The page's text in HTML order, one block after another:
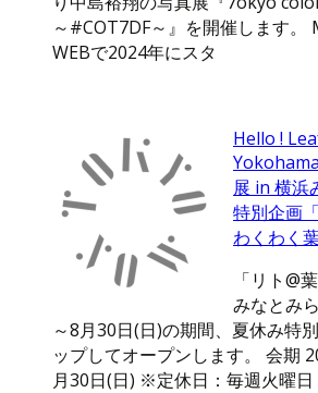
～#COT7DF～』を開催します。
WEBで2024年にスタ
Hello !
展 in 横浜
特別企画
わくわく
「リト@
みなとみ
～8月30日(日)の期間、夏休み特
ップしてオープンします。 会期
月30日(日) ※定休日：毎週火曜日